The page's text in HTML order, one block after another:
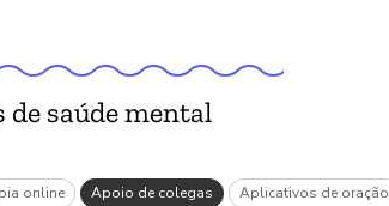
saúde mental
online Apoio de colegas Aplicativos de oração